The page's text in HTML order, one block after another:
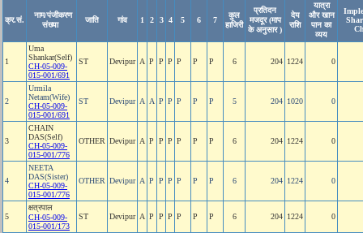
क्र.सं.
नाम/पंजीकरण
संख्या
जाति गांव 1 2 3 4 5 6 7
कुल
हाजिरी
प्रतिदन
मजदूर (माप
के अनुसार )
देय
राशि
यात्रा
और खान
पान का
व्यय
1
Uma
Shankar(Self)
CH-05-009-
015-001/691
ST Devipur A P P P P P P 6 204 1224 0
2
Urmila
Netam(Wife)
CH-05-009-
015-001/691
ST Devipur A A P P P P P 5 204 1020 0
3
CHAIN
DAS(Self)
CH-05-009-
015-001/776
OTHER Devipur A P P P P P P 6 204 1224 0
4
NEETA
DAS(Sister)
CH-05-009-
015-001/776
OTHER Devipur A P P P P P P 6 204 1224 0
5
क्षत्रपाल
CH-05-009-
015-001/173
ST Devipur A P P P P P P 6 204 1224 0